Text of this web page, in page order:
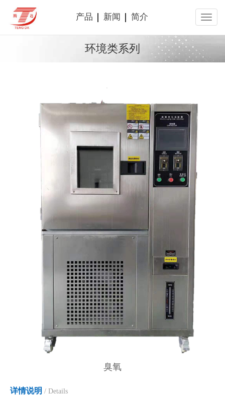
产品 新闻 简介
环境类系列
臭氧
详情说明 / Details